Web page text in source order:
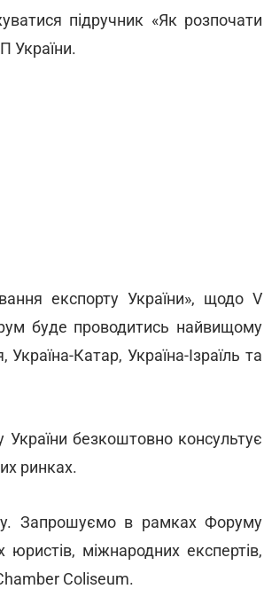
підручник «Як розпочати
України.
експорту України», щодо V
буде проводитись найвищому
Катар, Україна-Ізраїль та
безкоштовно консультує
ринках.
Запрошуємо в рамках Форуму
міжнародних експертів,
Coliseum.